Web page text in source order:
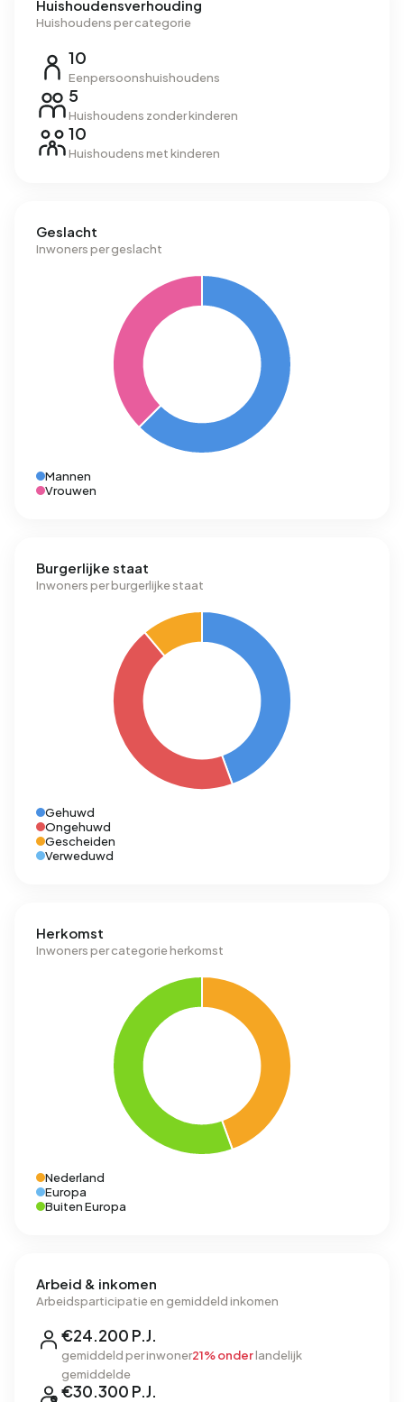
Huishoudensverhouding
Huishoudens per categorie
10
Eenpersoonshuishoudens
5
Huishoudens zonder kinderen
10
Huishoudens met kinderen
Geslacht
Inwoners per geslacht
Mannen
Vrouwen
Burgerlijke staat
Inwoners per burgerlijke staat
Gehuwd
Ongehuwd
Gescheiden
Verweduwd
Herkomst
Inwoners per categorie herkomst
Nederland
Europa
Buiten Europa
Arbeid & inkomen
Arbeidsparticipatie en gemiddeld inkomen
€24.200 P.J.
gemiddeld per inwoner21% onderlandelijk
gemiddelde
€30.300 P.J.